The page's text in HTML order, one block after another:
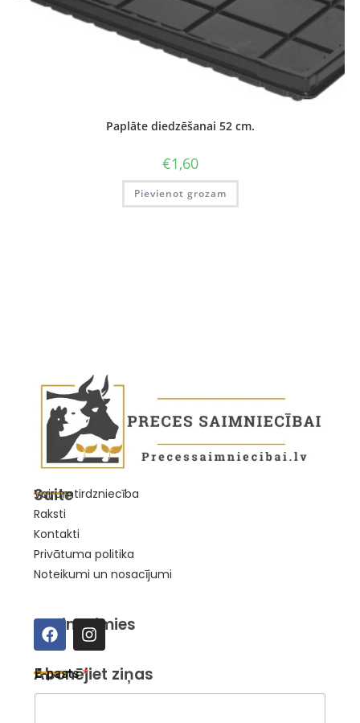
Paplāte diedzēšanai 52 cm.
€1,60
Pievienot grozam
Saite
Vairumtirdzniecība
Raksti
Kontakti
Privātuma politika
Noteikumi un nosacījumi
Sazināsimies
Abonējiet ziņas
*
E
E-pasts*